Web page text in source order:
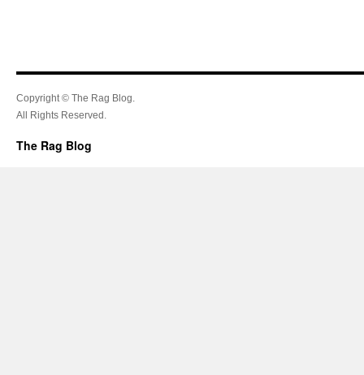
Copyright © The Rag Blog.
All Rights Reserved.
The Rag Blog